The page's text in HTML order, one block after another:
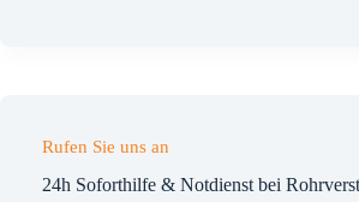
Rufen Sie uns an
24h Soforthilfe & Notdienst bei